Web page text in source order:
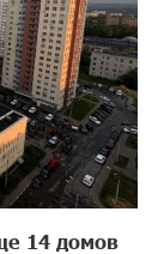
14 домов